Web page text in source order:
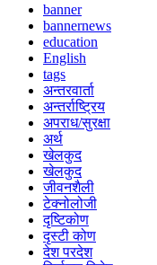
banner
bannernews
education
English
tags
अन्तरवार्ता
अन्तर्राष्ट्रिय
अपराध/सुरक्षा
अर्थ
खेलकुद
खेलकुद
जीवनशैली
टेक्नोलोजी
दृष्टिकोण
दृस्टी कोण
देश परदेश